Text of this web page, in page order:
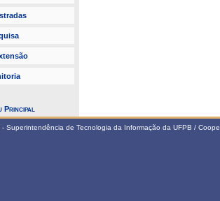
Principal
- Superintendência de Tecnologia da Informação da UFPB /